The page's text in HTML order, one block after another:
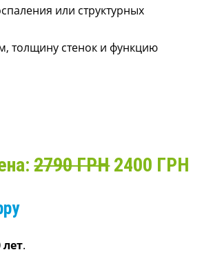
или структурных
толщину стенок и функцию
2790 ГРН2400 ГРН
.